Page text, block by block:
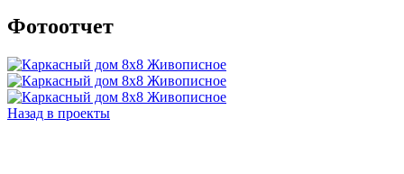
Фотоотчет
Назад в проекты